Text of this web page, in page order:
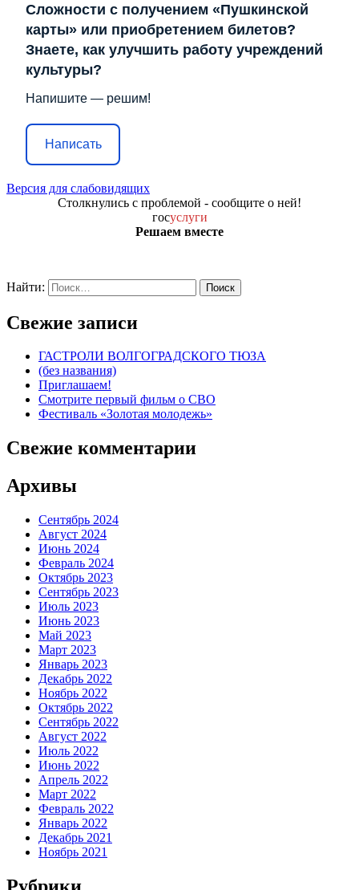
Сложности с получением «Пушкинской
карты» или приобретением билетов?
Знаете, как улучшить работу учреждений
культуры?
Напишите — решим!
Написать
Версия для слабовидящих
Столкнулись с проблемой - сообщите о ней!
госуслуги
Решаем вместе
Найти:
Свежие записи
ГАСТРОЛИ ВОЛГОГРАДСКОГО ТЮЗА
(без названия)
Приглашаем!
Смотрите первый фильм о СВО
Фестиваль «Золотая молодежь»
Свежие комментарии
Архивы
Сентябрь 2024
Август 2024
Июнь 2024
Февраль 2024
Октябрь 2023
Сентябрь 2023
Июль 2023
Июнь 2023
Май 2023
Март 2023
Январь 2023
Декабрь 2022
Ноябрь 2022
Октябрь 2022
Сентябрь 2022
Август 2022
Июль 2022
Июнь 2022
Апрель 2022
Март 2022
Февраль 2022
Январь 2022
Декабрь 2021
Ноябрь 2021